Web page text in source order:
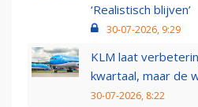
‘Realistisch blijven’
30-07-2026, 9:29
KLM laat
kwartaal, maar de
30-07-2026, 8:22